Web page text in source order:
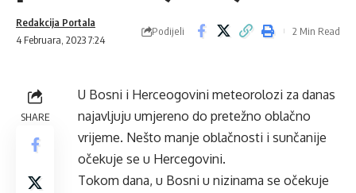
4 Februara, 2023 7:24
Redakcija Portala
Podijeli 2 Min Read
SHARE
U Bosni i Herceogovini meteorolozi za danas
najavljuju umjereno do pretežno oblačno
vrijeme. Nešto manje oblačnosti i sunčanije
očekuje se u Hercegovini.
Tokom dana, u Bosni u nizinama se očekuje